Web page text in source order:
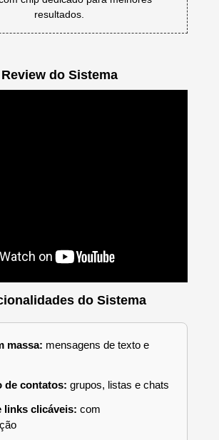
resultados.
Review do Sistema
do Sistema
massa: mensagens de texto e
de contatos: grupos, listas e chats
links clicáveis: com